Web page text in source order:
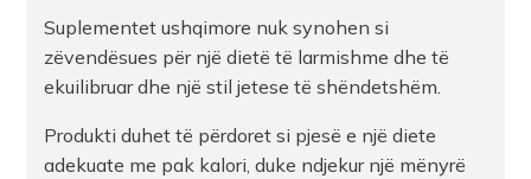
Suplementet ushqimore nuk synohen si
zëvendësues për një dietë të larmishme dhe të
ekuilibruar dhe një stil jetese të shëndetshëm.
Produkti duhet të përdoret si pjesë e një diete
adekuate me pak kalori, duke ndjekur një mënyrë